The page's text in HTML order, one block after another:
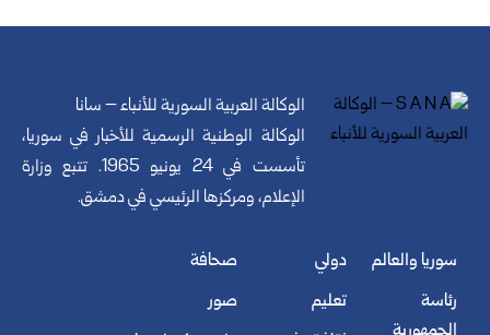
الوكالة العربية السورية للأنباء – سانا
الوكالة الوطنية الرسمية للأخبار في سوريا،
تأسست في 24 يونيو 1965. تتبع وزارة
الإعلام، ومركزها الرئيسي في دمشق.
سوريا والعالم
رئاسة
دولي
تعليم
صحافة
صور